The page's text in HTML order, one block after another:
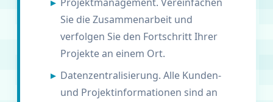
Projektmanagement. Vereinfachen
Sie die Zusammenarbeit und
verfolgen Sie den Fortschritt Ihrer
Projekte an einem Ort.
Datenzentralisierung. Alle Kunden-
und Projektinformationen sind an